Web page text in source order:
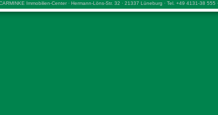
Immobilien-Center · Hermann-Löns-Str. 32 · 21337 Lüneburg · Tel. +49 4131-38 555